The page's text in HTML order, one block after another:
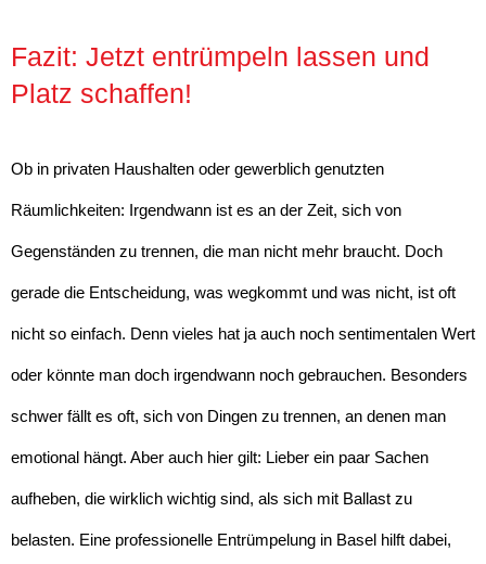
Fazit: Jetzt entrümpeln lassen und
Platz schaffen!
Ob in privaten Haushalten oder gewerblich genutzten
Räumlichkeiten: Irgendwann ist es an der Zeit, sich von
Gegenständen zu trennen, die man nicht mehr braucht. Doch
gerade die Entscheidung, was wegkommt und was nicht, ist oft
nicht so einfach. Denn vieles hat ja auch noch sentimentalen Wert
oder könnte man doch irgendwann noch gebrauchen. Besonders
schwer fällt es oft, sich von Dingen zu trennen, an denen man
emotional hängt. Aber auch hier gilt: Lieber ein paar Sachen
aufheben, die wirklich wichtig sind, als sich mit Ballast zu
belasten. Eine professionelle Entrümpelung in Basel hilft dabei,